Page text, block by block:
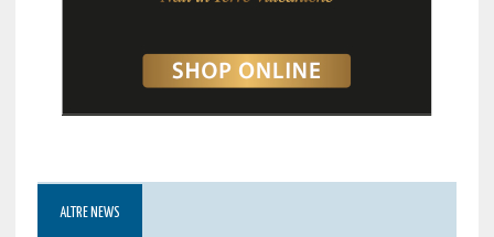
ALTRE NEWS